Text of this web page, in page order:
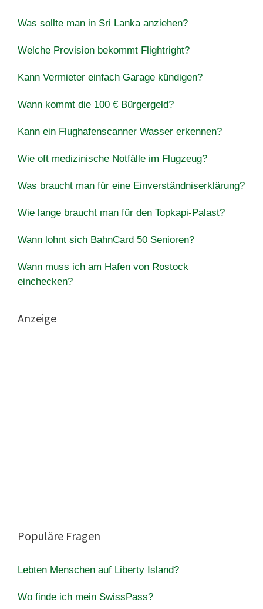
Was sollte man in Sri Lanka anziehen?
Welche Provision bekommt Flightright?
Kann Vermieter einfach Garage kündigen?
Wann kommt die 100 € Bürgergeld?
Kann ein Flughafenscanner Wasser erkennen?
Wie oft medizinische Notfälle im Flugzeug?
Was braucht man für eine Einverständniserklärung?
Wie lange braucht man für den Topkapi-Palast?
Wann lohnt sich BahnCard 50 Senioren?
Wann muss ich am Hafen von Rostock
einchecken?
Anzeige
Populäre Fragen
Lebten Menschen auf Liberty Island?
Wo finde ich mein SwissPass?